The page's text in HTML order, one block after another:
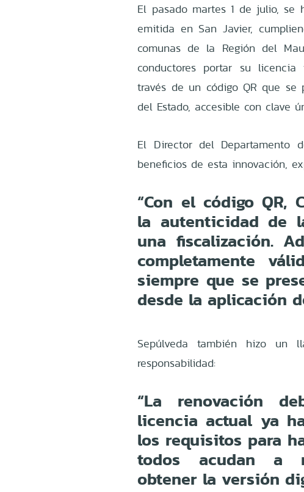
El pasado martes 1 de julio,
emitida en San Javier,
comunas de la Región del
conductores portar su
través de un código QR que
del Estado, accesible con clave
El Director del Departamento
beneficios de esta innovación,
“Con el código QR,
la autenticidad de
una fiscalización.
completamente
siempre que se
desde la aplicación
Sepúlveda también hizo un
responsabilidad:
“La renovación
licencia actual ya
los requisitos para
todos acudan a
obtener la versión